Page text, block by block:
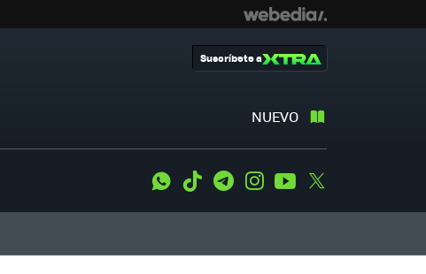
NUEVO
Suscríbete a
WhatsApp
Tiktok TelegramInstagramYoutube